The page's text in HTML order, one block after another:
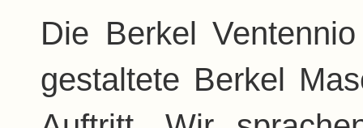
Die Berkel
gestaltete Berkel